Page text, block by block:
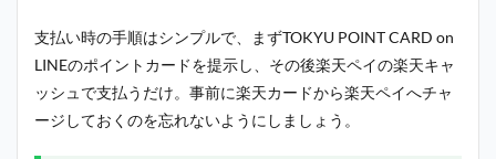
支払い時の手順はシンプルで、まずTOKYU POINT CARD on
LINEのポイントカードを提示し、その後楽天ペイの楽天キャ
ッシュで支払うだけ。事前に楽天カードから楽天ペイへチャ
ージしておくのを忘れないようにしましょう。